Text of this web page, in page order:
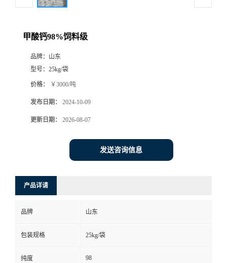
甲酸钙98%饲料级
品牌： 山东
型号： 25kg/袋
价格： ￥3000/吨
发布日期： 2024-10-09
更新日期： 2026-08-07
发送咨询信息
产品详请
品牌 山东
包装规格 25kg/袋
纯度 98